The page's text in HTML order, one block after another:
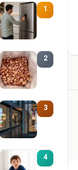
1
2
3
4